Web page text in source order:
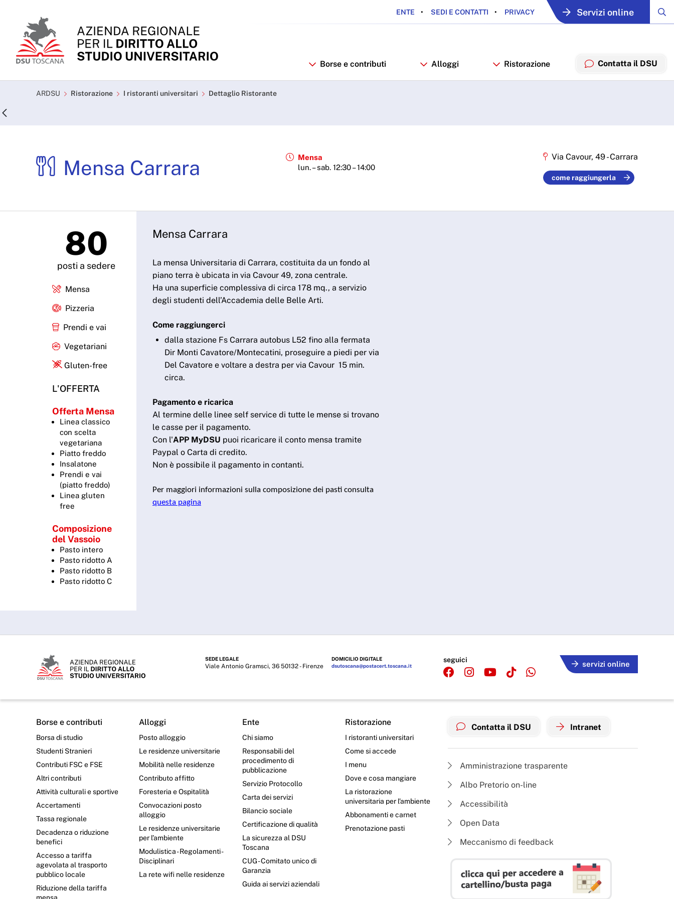
ENTE SEDI E CONTATTI PRIVACY Servizi online
Borse e contributi Alloggi Ristorazione Contatta il DSU
Mensa Carrara - ARDSU
ARDSU Ristorazione I ristoranti universitari Dettaglio Ristorante
Mensa Carrara
Mensa
lun. – sab. 12:30 – 14:00
Via Cavour, 49 - Carrara
come raggiungerla
80
posti a sedere
Mensa
Pizzeria
Prendi e vai
Vegetariani
Gluten-free
L'OFFERTA
Offerta Mensa
Linea classico
con scelta
vegetariana
Piatto freddo
Insalatone
Prendi e vai
(piatto freddo)
Linea gluten
free
Composizione
del Vassoio
Pasto intero
Pasto ridotto A
Pasto ridotto B
Pasto ridotto C
Mensa Carrara
La mensa Universitaria di Carrara, costituita da un fondo al
piano terra è ubicata in via Cavour 49, zona centrale.
Ha una superficie complessiva di circa 178 mq., a servizio
degli studenti dell’Accademia delle Belle Arti.
Come raggiungerci
dalla stazione Fs Carrara autobus L52 fino alla fermata
Dir Monti Cavatore/Montecatini, proseguire a piedi per via
Del Cavatore e voltare a destra per via Cavour 15 min.
circa.
Pagamento e ricarica
Al termine delle linee self service di tutte le mense si trovano
le casse per il pagamento.
Con l'APP MyDSU puoi ricaricare il conto mensa tramite
Paypal o Carta di credito.
Non è possibile il pagamento in contanti.
Per maggiori informazioni sulla composizione dei pasti consulta
questa pagina
SEDE LEGALE
Viale Antonio Gramsci, 36 50132 - Firenze
DOMICILIO DIGITALE
dsutoscana@postacert.toscana.it
seguici
servizi online
Borse e contributi
Borsa di studio
Studenti Stranieri
Contributi FSC e FSE
Altri contributi
Attività culturali e sportive
Accertamenti
Tassa regionale
Decadenza o riduzione
benefici
Accesso a tariffa
agevolata al trasporto
pubblico locale
Riduzione della tariffa
Alloggi
Posto alloggio
Le residenze universitarie
Mobilità nelle residenze
Contributo affitto
Foresteria e Ospitalità
Convocazioni posto
alloggio
Le residenze universitarie
per l’ambiente
Modulistica - Regolamenti -
Disciplinari
La rete wifi nelle residenze
Ente
Chi siamo
Responsabili del
procedimento di
pubblicazione
Servizio Protocollo
Carta dei servizi
Bilancio sociale
Certificazione di qualità
La sicurezza al DSU
Toscana
CUG - Comitato unico di
Garanzia
Guida ai servizi aziendali
Ristorazione
I ristoranti universitari
Come si accede
I menu
Dove e cosa mangiare
La ristorazione
universitaria per l’ambiente
Abbonamenti e carnet
Prenotazione pasti
Contatta il DSU Intranet
Amministrazione trasparente
Albo Pretorio on-line
Accessibilità
Open Data
Meccanismo di feedback